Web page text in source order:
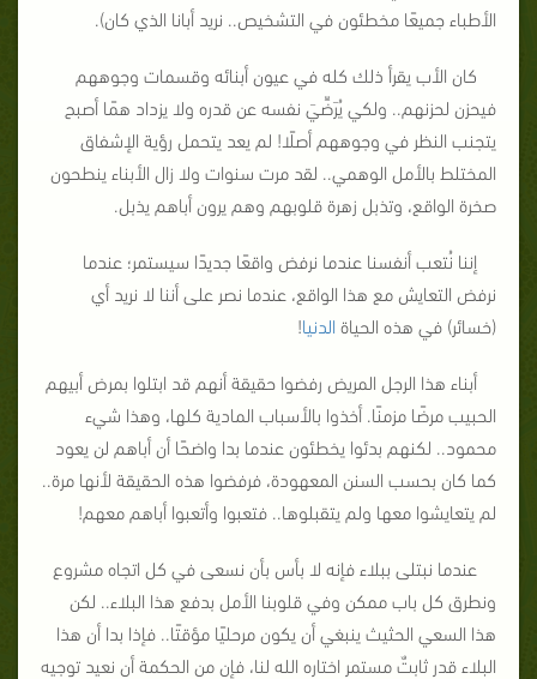
الأطباء جميعًا مخطئون في التشخيص.. نريد أبانا الذي كان).
كان الأب يقرأ ذلك كله في عيون أبنائه وقسمات وجوههم
فيحزن لحزنهم.. ولكي يُرَضِّيَ نفسه عن قدره ولا يزداد همًا أصبح
يتجنب النظر في وجوههم أصلًا! لم يعد يتحمل رؤية الإشفاق
المختلط بالأمل الوهمي.. لقد مرت سنوات ولا زال الأبناء ينطحون
صخرة الواقع، وتذبل زهرة قلوبهم وهم يرون أباهم يذبل.
إننا نُتعب أنفسنا عندما نرفض واقعًا جديدًا سيستمر؛ عندما
نرفض التعايش مع هذا الواقع، عندما نصر على أننا لا نريد أي
(خسائر) في هذه الحياة الدنيا!
أبناء هذا الرجل المريض رفضوا حقيقة أنهم قد ابتلوا بمرض أبيهم
الحبيب مرضًا مزمنًا. أخذوا بالأسباب المادية كلها، وهذا شيء
محمود.. لكنهم بدئوا يخطئون عندما بدا واضحًا أن أباهم لن يعود
كما كان بحسب السنن المعهودة، فرفضوا هذه الحقيقة لأنها مرة..
لم يتعايشوا معها ولم يتقبلوها.. فتعبوا وأتعبوا أباهم معهم!
عندما نبتلى ببلاء فإنه لا بأس بأن نسعى في كل اتجاه مشروع
ونطرق كل باب ممكن وفي قلوبنا الأمل بدفع هذا البلاء.. لكن
هذا السعي الحثيث ينبغي أن يكون مرحليًا مؤقتًا.. فإذا بدا أن هذا
البلاء قدر ثابتٌ مستمر اختاره الله لنا، فإن من الحكمة أن نعيد توجيه